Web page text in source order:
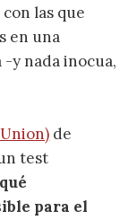
las que
en una
y nada inocua,
de
test
qué
para el